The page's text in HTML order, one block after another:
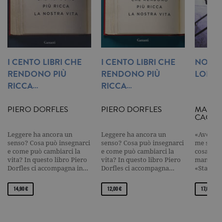
I CENTO LIBRI CHE
RENDONO PIÙ
RICCA…
PIERO DORFLES
Leggere ha ancora un
senso? Cosa può insegnarci
e come può cambiarci la
vita? In questo libro Piero
Dorfles ci accompagna in…
14,90 €
I CENTO LIBRI CHE
RENDONO PIÙ
RICCA…
PIERO DORFLES
Leggere ha ancora un
senso? Cosa può insegnarci
e come può cambiarci la
vita? In questo libro Piero
Dorfles ci accompagna…
12,00 €
NON
«Avevo
me
cosa
17,60 €
frequenza
limitando
raccolta di
su siti ad
traffico.
viene
per
pagina
pattern
impostato
l'elemento
pattern sul
nome
numero
univoco
del sito
cui si